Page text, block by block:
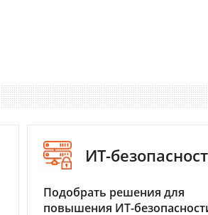
ИТ-
Подобрать решения для
повышения ИТ-